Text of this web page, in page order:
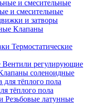
и смесительные
и затворы
Клапаны
Термостатические
Вентили регулирующие
соленоидные
тёплого пола
Резьбовые латунные